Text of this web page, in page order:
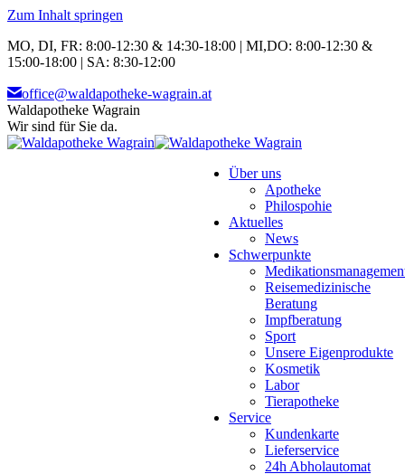
Zum Inhalt springen
MO, DI, FR: 8:00-12:30 & 14:30-18:00 | MI,DO: 8:00-12:30 &
15:00-18:00 | SA: 8:30-12:00
office@waldapotheke-wagrain.at
Waldapotheke Wagrain
Wir sind für Sie da.
Über uns
Apotheke
Philospohie
Aktuelles
News
Schwerpunkte
Reisemedizinische
Beratung
Impfberatung
Sport
Unsere Eigenprodukte
Kosmetik
Labor
Tierapotheke
Service
Kundenkarte
Lieferservice
24h Abholautomat